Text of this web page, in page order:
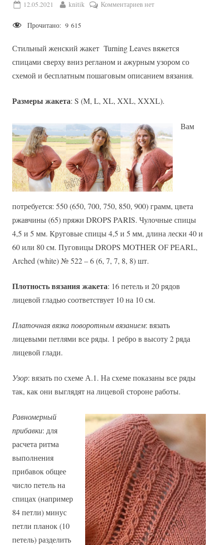
Posted
12.05.2021 By
knitik Комментариевк
Turning
Leaves
нет
Прочитано: 9 615
Стильный женский жакет Turning Leaves вяжется
спицами сверху вниз регланом и ажурным узором со
схемой и бесплатным пошаговым описанием вязания.
Размеры жакета: S (M, L, XL, XXL, XXXL).
Вам
потребуется: 550 (650, 700, 750, 850, 900) грамм, цвета
ржавчины (65) пряжи DROPS PARIS. Чулочные спицы
4,5 и 5 мм. Круговые спицы 4,5 и 5 мм, длина лески 40 и
60 или 80 см. Пуговицы DROPS MOTHER OF PEARL,
Arched (white) № 522 – 6 (6, 7, 7, 8, 8) шт.
Плотность вязания жакета: 16 петель и 20 рядов
лицевой гладью соответствует 10 на 10 см.
Платочная вязка поворотным вязанием: вязать
лицевыми петлями все ряды. 1 ребро в высоту 2 ряда
лицевой глади.
Узор: вязать по схеме А.1. На схеме показаны все ряды
так, как они выглядят на лицевой стороне работы.
Равномерный
прибавки: для
расчета ритма
выполнения
прибавок общее
число петель на
спицах (например
84 петли) минус
петли планок (10
петель) разделить